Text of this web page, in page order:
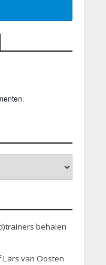
behalen
van Oosten